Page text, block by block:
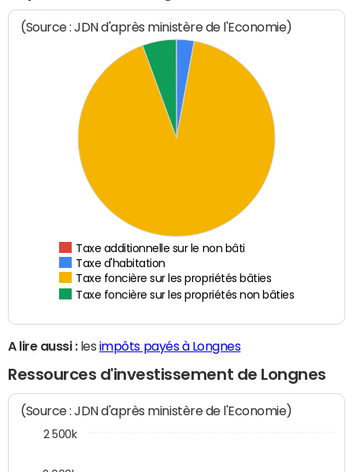
(Source : JDN d'après ministère de l'Economie)
Taxe additionnelle sur le non bâti
Taxe d'habitation
Taxe foncière sur les propriétés bâties
Taxe foncière sur les propriétés non bâties
A lire aussi :les impôts payés à Longnes
Ressources d'investissement de Longnes
(Source : JDN d'après ministère de l'Economie)
2 500k